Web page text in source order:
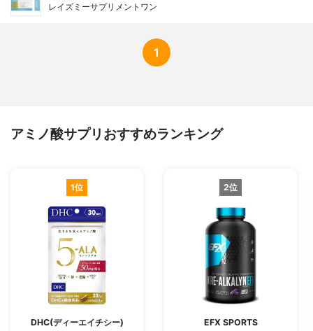
レイズミーサプリメントワン
1
アミノ酸サプリおすすめランキング
1位
DHC(ディーエイチシー)
2位
EFX SPORTS